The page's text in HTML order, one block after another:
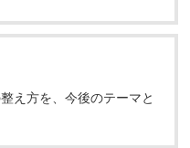
え方を、今後のテーマと